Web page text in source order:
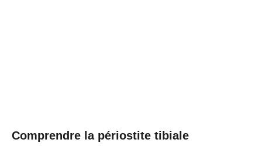
Comprendre la périostite tibiale